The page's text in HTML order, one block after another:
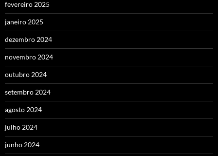
fevereiro 2025
janeiro 2025
dezembro 2024
novembro 2024
outubro 2024
setembro 2024
agosto 2024
julho 2024
junho 2024